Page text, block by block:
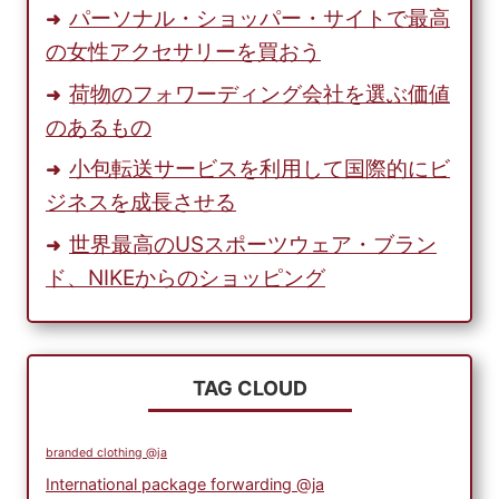
ズ
パーソナル・ショッパー・サイトで最高
の女性アクセサリーを買おう
荷物のフォワーディング会社を選ぶ価値
のあるもの
小包転送サービスを利用して国際的にビ
ジネスを成長させる
世界最高のUSスポーツウェア・ブラン
ド、NIKEからのショッピング
TAG CLOUD
branded clothing @ja
International package forwarding @ja